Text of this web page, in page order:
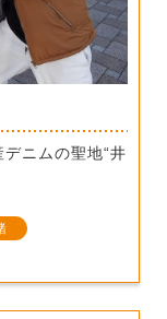
ニムの聖地“井